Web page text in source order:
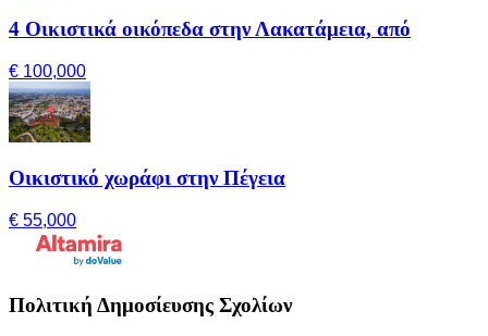
4 Οικιστικά οικόπεδα στην Λακατάμεια, από
€ 100,000
Οικιστικό χωράφι στην Πέγεια
€ 55,000
Πολιτική Δημοσίευσης Σχολίων